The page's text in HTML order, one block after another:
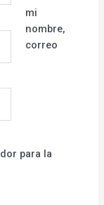
mi
nombre,
correo
para la